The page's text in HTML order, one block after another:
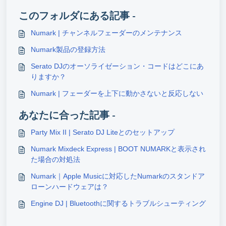
このフォルダにある記事 -
Numark | チャンネルフェーダーのメンテナンス
Numark製品の登録方法
Serato DJのオーソライゼーション・コードはどこにあ
りますか？
Numark | フェーダーを上下に動かさないと反応しない
あなたに合った記事 -
Party Mix II | Serato DJ Liteとのセットアップ
Numark Mixdeck Express | BOOT NUMARKと表示され
た場合の対処法
Numark｜Apple Musicに対応したNumarkのスタンドア
ローンハードウェアは？
Engine DJ | Bluetoothに関するトラブルシューティング